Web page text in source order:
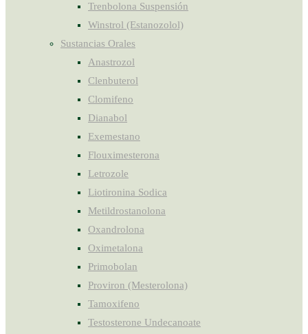
Trenbolona Suspensión
Winstrol (Estanozolol)
Sustancias Orales
Anastrozol
Clenbuterol
Clomifeno
Dianabol
Exemestano
Flouximesterona
Letrozole
Liotironina Sodica
Metildrostanolona
Oxandrolona
Oximetalona
Primobolan
Proviron (Mesterolona)
Tamoxifeno
Testosterone Undecanoate